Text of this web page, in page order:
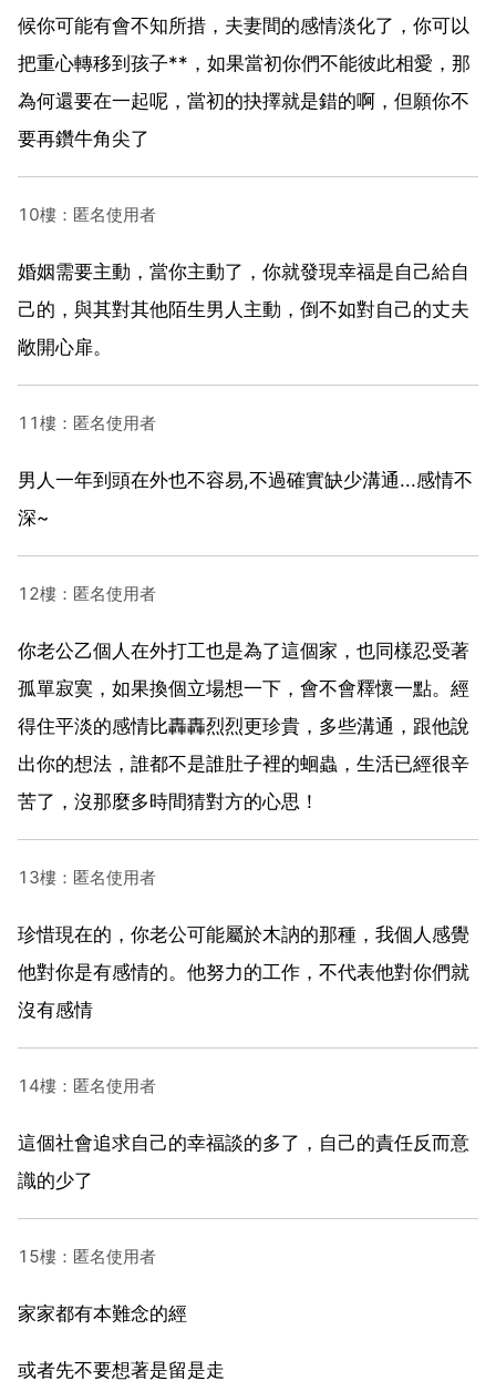
候你可能有會不知所措，夫妻間的感情淡化了，你可以
把重心轉移到孩子**，如果當初你們不能彼此相愛，那
為何還要在一起呢，當初的抉擇就是錯的啊，但願你不
要再鑽牛角尖了
10樓：匿名使用者
婚姻需要主動，當你主動了，你就發現幸福是自己給自
己的，與其對其他陌生男人主動，倒不如對自己的丈夫
敞開心扉。
11樓：匿名使用者
男人一年到頭在外也不容易,不過確實缺少溝通...感情不
深~
12樓：匿名使用者
你老公乙個人在外打工也是為了這個家，也同樣忍受著
孤單寂寞，如果換個立場想一下，會不會釋懷一點。經
得住平淡的感情比轟轟烈烈更珍貴，多些溝通，跟他說
出你的想法，誰都不是誰肚子裡的蛔蟲，生活已經很辛
苦了，沒那麼多時間猜對方的心思！
13樓：匿名使用者
珍惜現在的，你老公可能屬於木訥的那種，我個人感覺
他對你是有感情的。他努力的工作，不代表他對你們就
沒有感情
14樓：匿名使用者
這個社會追求自己的幸福談的多了，自己的責任反而意
識的少了
15樓：匿名使用者
家家都有本難念的經
或者先不要想著是留是走